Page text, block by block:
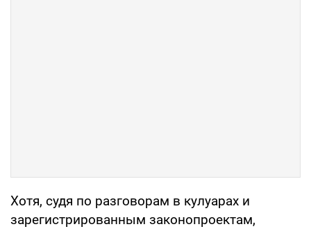
Хотя, судя по разговорам в кулуарах и
зарегистрированным законопроектам,